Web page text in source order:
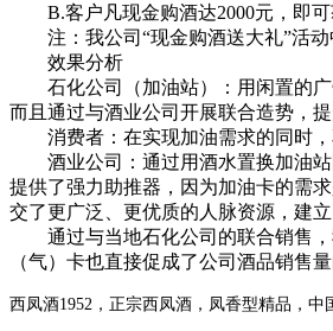
B.客户凡现金购酒达2000元，即可
注：我公司“现金购酒送大礼”活动
效果分析
石化公司（加油站）：用闲置的广
而且通过与酒业公司开展联合造势，
消费者：在实现加油需求的同时，
酒业公司：通过用酒水置换加油站
提供了强力助推器，因为加油卡的需
交了更广泛、更优质的人脉资源，建
通过与当地石化公司的联合销售，
（气）卡也直接促成了公司酒品销售量
西凤酒1952，正宗西凤酒，凤香型精品，